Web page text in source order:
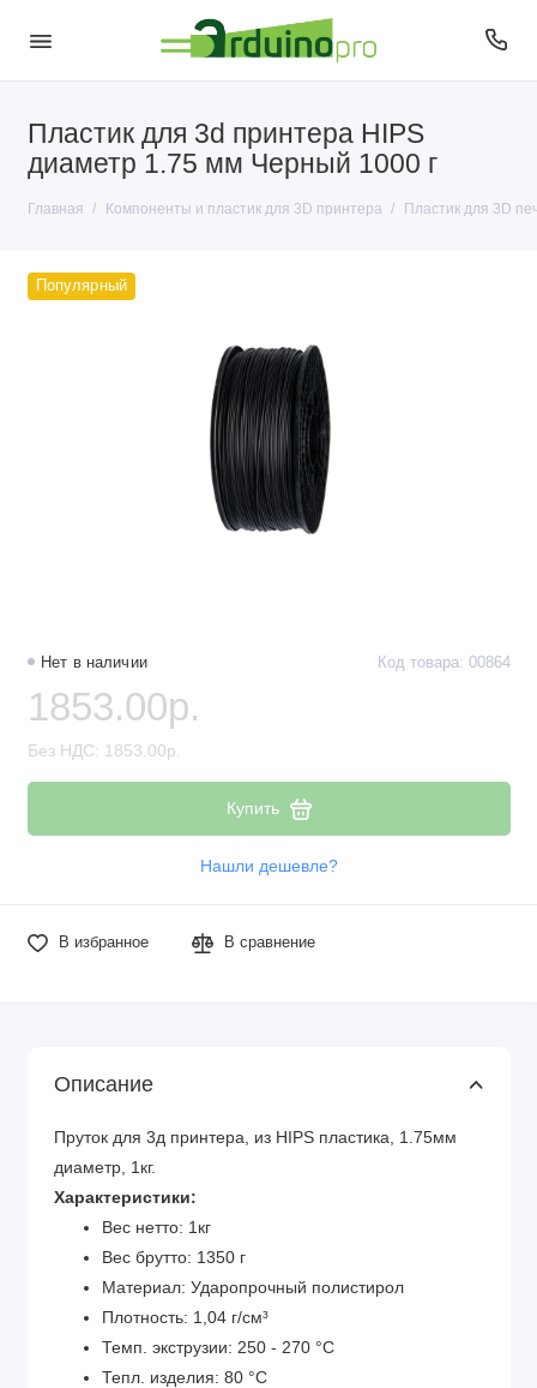
Пластик для 3d принтера HIPS
диаметр 1.75 мм Черный 1000 г
Главная Компоненты и пластик для 3D принтера Пластик для 3D
Пластик для 3D печати
Популярный
Нет в наличии Код товара: 00864
1853.00р.
Без НДС: 1853.00р.
Купить
Нашли дешевле?
В избранное В сравнение
Описание
Пруток для 3д принтера, из HIPS пластика, 1.75мм
диаметр, 1кг.
Характеристики:
Вес нетто: 1кг
Вес брутто: 1350 г
Материал: Ударопрочный полистирол
Плотность: 1,04 г/см³
Темп. экструзии: 250 - 270 °С
Тепл. изделия: 80 °C